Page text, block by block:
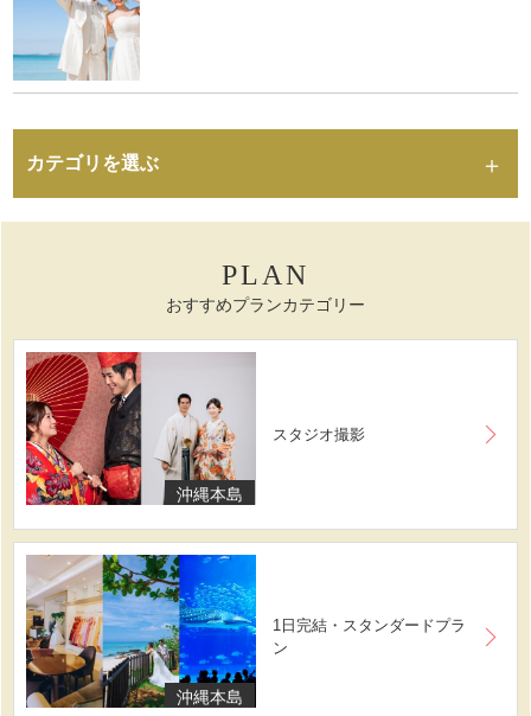
カテゴリを選ぶ
PLAN
おすすめプランカテゴリー
沖縄本島
スタジオ撮影
沖縄本島
1日完結・スタンダードプラ
ン